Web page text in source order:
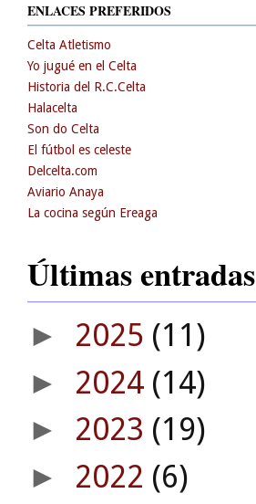
ENLACES PREFERIDOS
Celta Atletismo
Yo jugué en el Celta
Historia del R.C.Celta
Halacelta
Son do Celta
El fútbol es celeste
Delcelta.com
Aviario Anaya
La cocina según Ereaga
Últimas entradas
► 2025 (11)
► 2024 (14)
► 2023 (19)
► 2022 (6)